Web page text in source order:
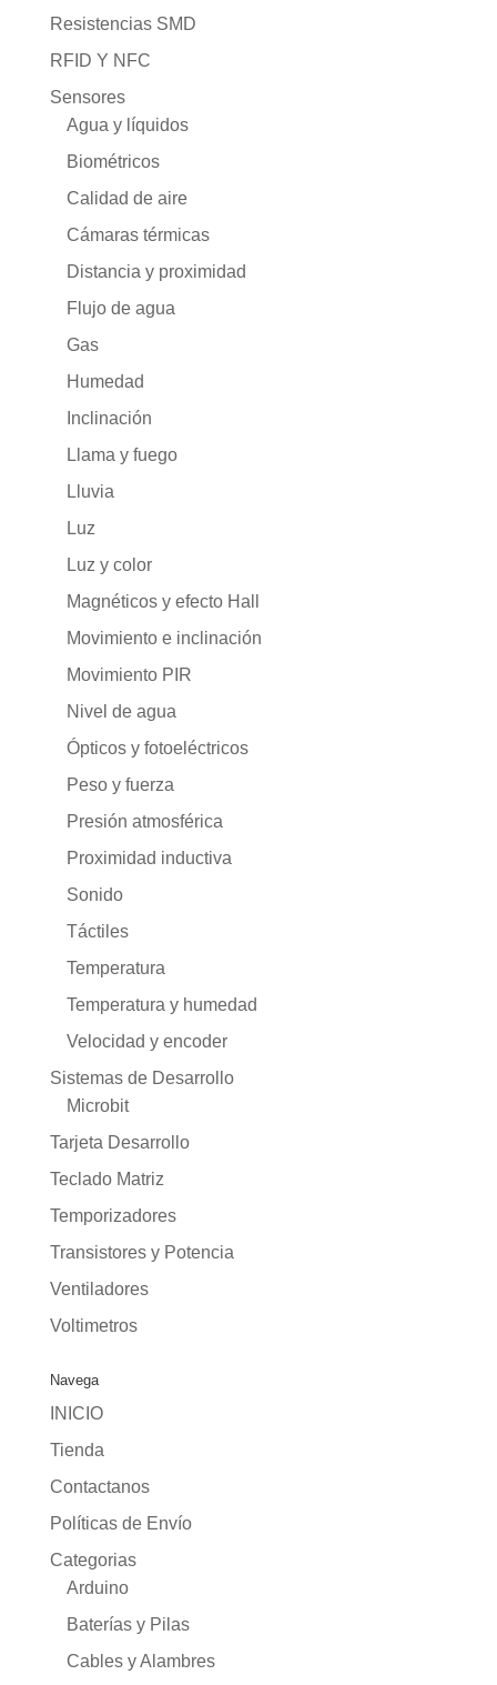
Resistencias SMD
RFID Y NFC
Sensores
Agua y líquidos
Biométricos
Calidad de aire
Cámaras térmicas
Distancia y proximidad
Flujo de agua
Gas
Humedad
Inclinación
Llama y fuego
Lluvia
Luz
Luz y color
Magnéticos y efecto Hall
Movimiento e inclinación
Movimiento PIR
Nivel de agua
Ópticos y fotoeléctricos
Peso y fuerza
Presión atmosférica
Proximidad inductiva
Sonido
Táctiles
Temperatura
Temperatura y humedad
Velocidad y encoder
Sistemas de Desarrollo
Microbit
Tarjeta Desarrollo
Teclado Matriz
Temporizadores
Transistores y Potencia
Ventiladores
Voltimetros
Navega
INICIO
Tienda
Contactanos
Políticas de Envío
Categorias
Arduino
Baterías y Pilas
Cables y Alambres